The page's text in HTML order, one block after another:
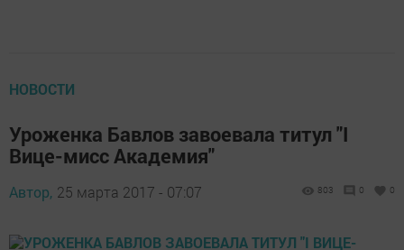
НОВОСТИ
Уроженка Бавлов завоевала титул "I
Вице-мисс Академия"
Автор, 25 марта 2017 - 07:07 803 0 0